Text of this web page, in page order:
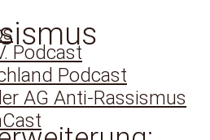
SUCHEN
Podcast
Podcast
AG Anti-Rassismus